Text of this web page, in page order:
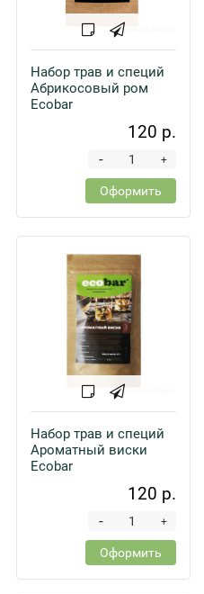
Набор трав и специй
Абрикосовый ром
Ecobar
120 р.
+
-
Оформить
Набор трав и специй
Ароматный виски
Ecobar
120 р.
+
-
Оформить